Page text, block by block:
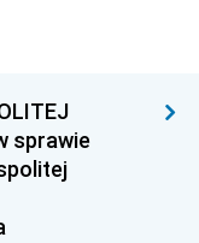
sprawie